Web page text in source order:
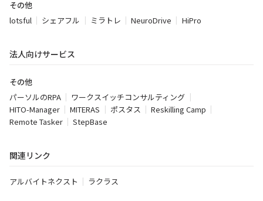
その他
lotsful
シェアフル ミラトレ NeuroDrive HiPro
法人向けサービス
その他
パーソルのRPA
ワークスイッチコンサルティング
HITO-Manager
MITERAS ポスタス
Reskilling Camp
Remote Tasker
StepBase
関連リンク
アルバイトネクスト ラクラス